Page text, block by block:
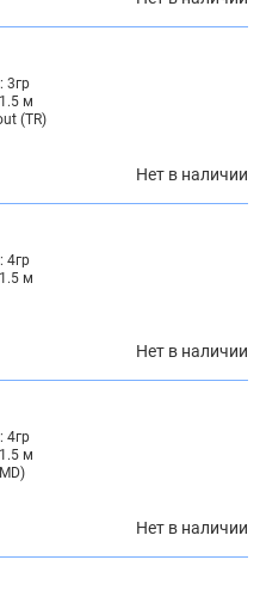
3гр
м
(TR)
Нет в наличии
4гр
м
Нет в наличии
4гр
м
Нет в наличии